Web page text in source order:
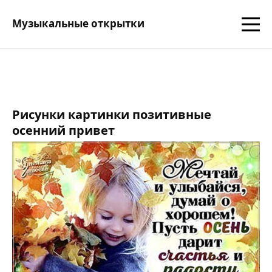
Музыкальные открытки
Рисунки картинки позитивные
осенний привет